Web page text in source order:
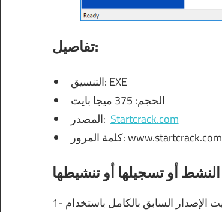
تفاصيل:
التنسيق: EXE
الحجم: 375 ميجا بايت
المصدر: Startcrack.com
كلمة المرور: www.startcrack.com